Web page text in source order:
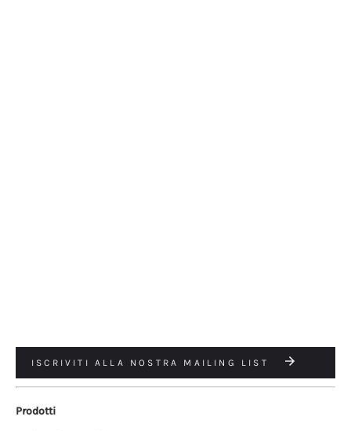
ISCRIVITI ALLA NOSTRA MAILING LIST
Prodotti